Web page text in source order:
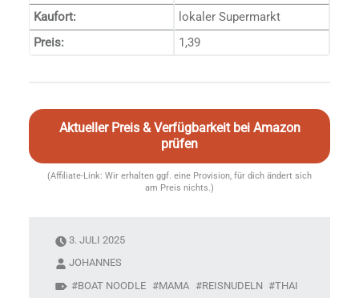
Kaufort:
lokaler Supermarkt
Preis:
1,39
Aktueller Preis & Verfügbarkeit bei Amazon
prüfen
(Affiliate-Link: Wir erhalten ggf. eine Provision, für dich ändert sich
am Preis nichts.)
3. JULI 2025
JOHANNES
BOAT NOODLE
MAMA REISNUDELN
THAI